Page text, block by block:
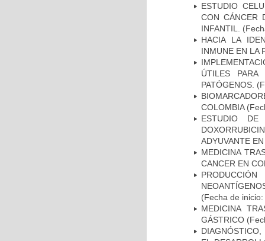
ESTUDIO
CON CÁNCER
INFANTIL.
HACIA LA
INMUNE EN LA
ÚTILES
PATÓGENOS.
COLOMBIA
ESTUDIO DE
ADYUVANTE
MEDICINA
CANCER EN
(Fecha de
MEDICINA
GÁSTRICO